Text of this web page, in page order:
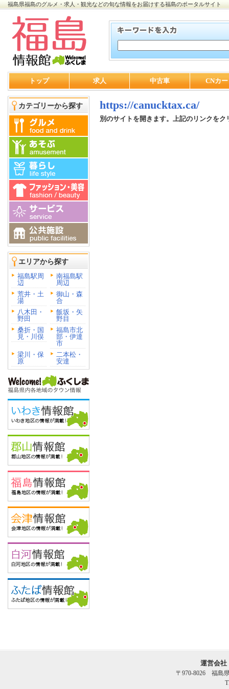
福島県福島のグルメ・求人・観光などの旬な情報をお届けする福島のポータルサイト
トップ 求人 中古車 CNカ
カテゴリーから探す
エリアから探す
福島駅周
辺
南福島駅
周辺
荒井・土
湯
御山・森
合
八木田・
野田
飯坂・矢
野目
桑折・国
見・川俣
福島市北
部・伊達
市
梁川・保
原
二本松・
安達
https://canucktax.ca/
別のサイトを開きます。上記のリンクをク
運営会
〒970-8026 福島